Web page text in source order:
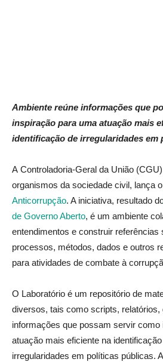
Ambiente reúne informações que
inspiração para uma atuação mais
identificação de irregularidades em
A Controladoria-Geral da União
organismos da sociedade civil, lança o
Anticorrupção. A iniciativa, resultado
de Governo Aberto, é um ambiente
entendimentos e construir referências
processos, métodos, dados e outros
para atividades de combate à
O Laboratório é um repositório de
diversos, tais como scripts, relatórios,
informações que possam servir como
atuação mais eficiente na
irregularidades em políticas públicas.